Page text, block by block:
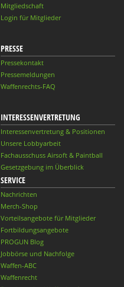
Mitgliedschaft
Login für Mitglieder
PRESSE
Pressekontakt
Pressemeldungen
Waffenrechts-FAQ
INTERESSENVERTRETUNG
Interessenvertretung & Positionen
Unsere Lobbyarbeit
Fachausschuss Airsoft & Paintball
Gesetzgebung im Überblick
SERVICE
Nachrichten
Merch-Shop
Vorteilsangebote für Mitglieder
Fortbildungsangebote
PROGUN Blog
Jobbörse und Nachfolge
Waffen-ABC
Waffenrecht